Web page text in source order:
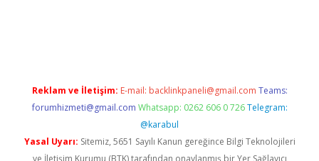
Reklam ve İletişim: E-mail: backlinkpaneli@gmail.com Teams:
forumhizmeti@gmail.com Whatsapp: 0262 606 0 726 Telegram:
@karabul
Yasal Uyarı: Sitemiz, 5651 Sayılı Kanun gereğince Bilgi Teknolojileri
ve İletişim Kurumu (BTK) tarafından onaylanmış bir Yer Sağlayıcı